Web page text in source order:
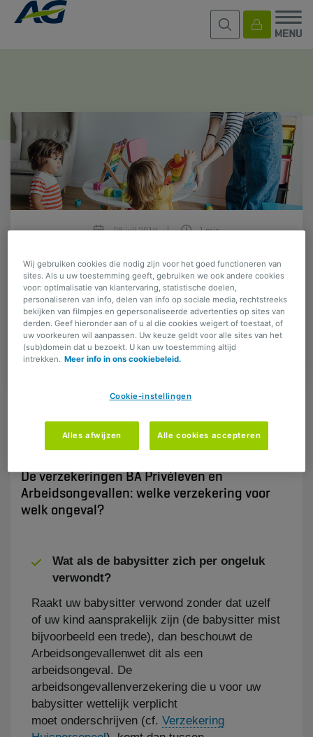
28 juli 2014
1 min
Heb ik een speciale verzekering
nodig voor de babysitter van
mijn kinderen?
De verzekeringen BA Privéleven en
Arbeidsongevallen: welke verzekering voor
welk ongeval?​
Wat als de babysitter zich per ongeluk
verwondt?
Raakt uw babysitter verwond zonder dat uzelf
of uw kind aansprakelijk zijn (de babysitter mist
bijvoorbeeld een trede), dan beschouwt de
Arbeidsongevallenwet dit als een
arbeidsongeval. De
arbeidsongevallenverzekering die u voor uw
babysitter wettelijk verplicht
moet onderschrijven (cf. Verzekering
Wij gebruiken cookies die nodig zijn voor het goed functioneren van
sites. Als u uw toestemming geeft, gebruiken we ook andere cookies
voor: optimalisatie van klantervaring, statistische doelen,
personaliseren van info, delen van info op sociale media, rechtstreeks
bekijken van filmpjes en gepersonaliseerde advertenties op sites van
derden. Geef hieronder aan of u al die cookies weigert of toestaat, of
uw voorkeuren wil aanpassen. Uw keuze geldt voor alle sites van het
(sub)domein dat u bezoekt. U kan uw toestemming altijd
intrekken. Meer info in ons cookiebeleid.
Cookie-instellingen
Alles afwijzen Alle cookies accepteren